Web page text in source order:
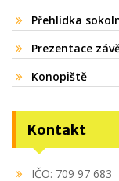
Přehlídka
Prezentace
Konopiště
Kontakt
IČO: 709 97 683